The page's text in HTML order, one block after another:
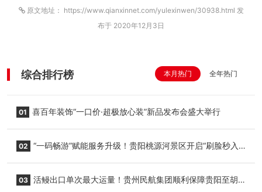
原文地址： https://www.qianxinnet.com/yulexinwen/30938.html 发
布于 2020年12月3日
综合排行榜 本月热门 全年热门
01 喜百年装饰“一口价·超极放心装”新品发布会盛大举行
02 “一码畅游”赋能服务升级！贵阳桃源河景区开启“刷脸秒入
03 活鳗出口单次最大运量！贵州民航集团顺利保障贵阳至胡